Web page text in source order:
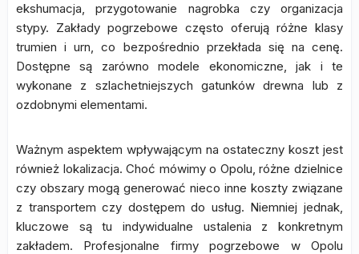
ekshumacja, przygotowanie nagrobka czy organizacja
stypy. Zakłady pogrzebowe często oferują różne klasy
trumien i urn, co bezpośrednio przekłada się na cenę.
Dostępne są zarówno modele ekonomiczne, jak i te
wykonane z szlachetniejszych gatunków drewna lub z
ozdobnymi elementami.
Ważnym aspektem wpływającym na ostateczny koszt jest
również lokalizacja. Choć mówimy o Opolu, różne dzielnice
czy obszary mogą generować nieco inne koszty związane
z transportem czy dostępem do usług. Niemniej jednak,
kluczowe są tu indywidualne ustalenia z konkretnym
zakładem. Profesjonalne firmy pogrzebowe w Opolu